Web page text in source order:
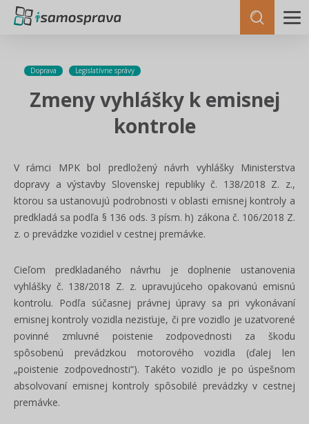
Doprava Legislatívne správy
Zmeny vyhlášky k emisnej
kontrole
V rámci MPK bol predložený návrh vyhlášky Ministerstva
dopravy a výstavby Slovenskej republiky č. 138/2018 Z. z.,
ktorou sa ustanovujú podrobnosti v oblasti emisnej kontroly a
predkladá sa podľa § 136 ods. 3 písm. h) zákona č. 106/2018 Z.
z. o prevádzke vozidiel v cestnej premávke.
Cieľom predkladaného návrhu je doplnenie ustanovenia
vyhlášky č. 138/2018 Z. z. upravujúceho opakovanú emisnú
kontrolu. Podľa súčasnej právnej úpravy sa pri vykonávaní
emisnej kontroly vozidla nezisťuje, či pre vozidlo je uzatvorené
povinné zmluvné poistenie zodpovednosti za škodu
spôsobenú prevádzkou motorového vozidla (ďalej len
„poistenie zodpovednosti“). Takéto vozidlo je po úspešnom
absolvovaní emisnej kontroly spôsobilé prevádzky v cestnej
premávke.